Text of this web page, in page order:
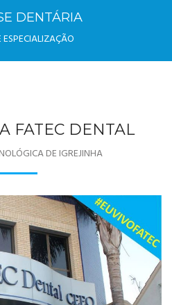
DENTÁRIA
ESPECIALIZAÇÃO
FATEC DENTAL
DE IGREJINHA